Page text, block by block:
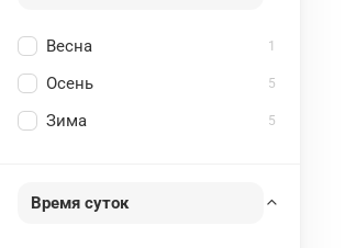
Весна 1
Осень 5
Зима 5
Время суток